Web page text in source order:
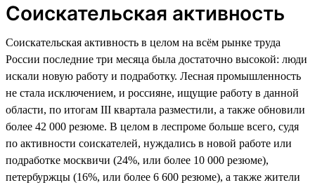
Соискательская активность
Соискательская активность в целом на всём рынке труда
России последние три месяца была достаточно высокой: люди
искали новую работу и подработку. Лесная промышленность
не стала исключением, и россияне, ищущие работу в данной
области, по итогам III квартала разместили, а также обновили
более 42 000 резюме. В целом в леспроме больше всего, судя
по активности соискателей, нуждались в новой работе или
подработке москвичи (24%, или более 10 000 резюме),
петербуржцы (16%, или более 6 600 резюме), а также жители